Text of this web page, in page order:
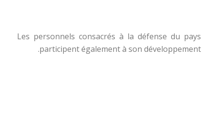
Les personnels consacrés à la défense du pays
participent également à son développement.